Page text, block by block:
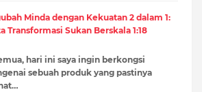
Minda dengan Kekuatan 2 dalam 1:
Transformasi Sukan Berskala 1:18
hari ini saya ingin berkongsi
sebuah produk yang pastinya